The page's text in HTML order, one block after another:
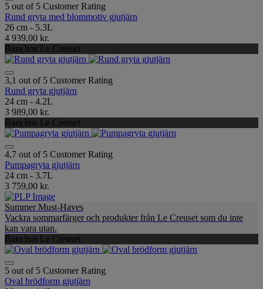
5 out of 5 Customer Rating
Rund gryta med blommotiv gjutjärn
26 cm - 5.3L
4 939,00 kr.
Bara hos Le Creuset
3,1 out of 5 Customer Rating
Rund gryta gjutjärn
24 cm - 4.2L
3 989,00 kr.
Bara hos Le Creuset
4,7 out of 5 Customer Rating
Pumpagryta gjutjärn
24 cm - 3.7L
3 759,00 kr.
Summer Must-Haves
Vackra sommarfärger och produkter från Le Creuset som du inte
kan vara utan.
Bara hos Le Creuset
5 out of 5 Customer Rating
Oval brödform gjutjärn